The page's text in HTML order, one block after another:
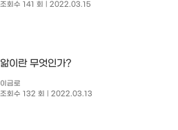
조회수 141 회
| 2022.03.15
앎이란 무엇인가?
이금로
조회수 132 회
| 2022.03.13